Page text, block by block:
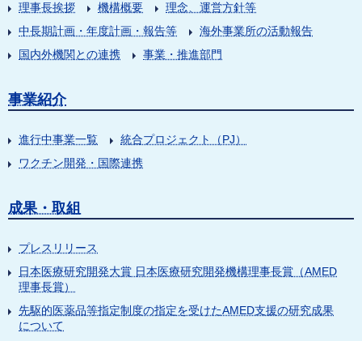
理事長挨拶 機構概要
理念、運営方針等
中長期計画・年度計画・報告等
海外事業所の活動報告
国内外機関との連携
事業・推進部門
事業紹介
進行中事業一覧
統合プロジェクト（PJ）
ワクチン開発・国際連携
成果・取組
プレスリリース
日本医療研究開発大賞 日本医療研究開発機構理事長賞（AMED
理事長賞）
先駆的医薬品等指定制度の指定を受けたAMED支援の研究成果
について